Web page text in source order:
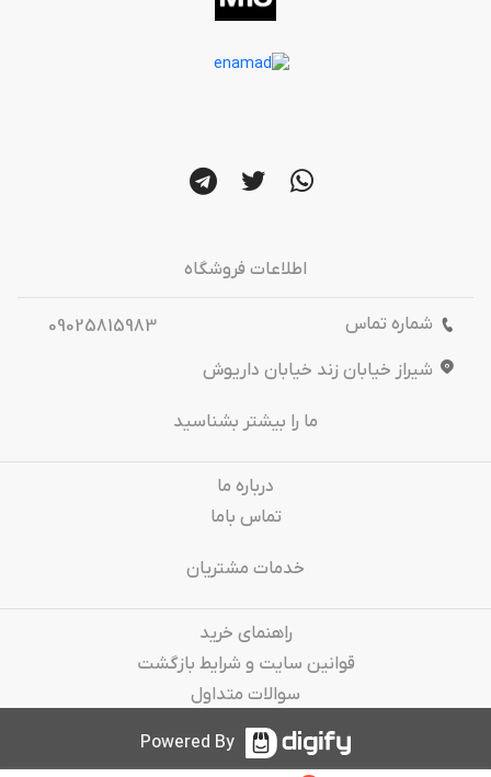
اطلاعات فروشگاه
شماره تماس
09025815983
شیراز خیابان زند خیابان داریوش
ما را بیشتر بشناسید
درباره‌ ما
تماس باما
خدمات مشتریان
راهنمای خرید
قوانین سایت و شرایط بازگشت
سوالات متداول
Powered By